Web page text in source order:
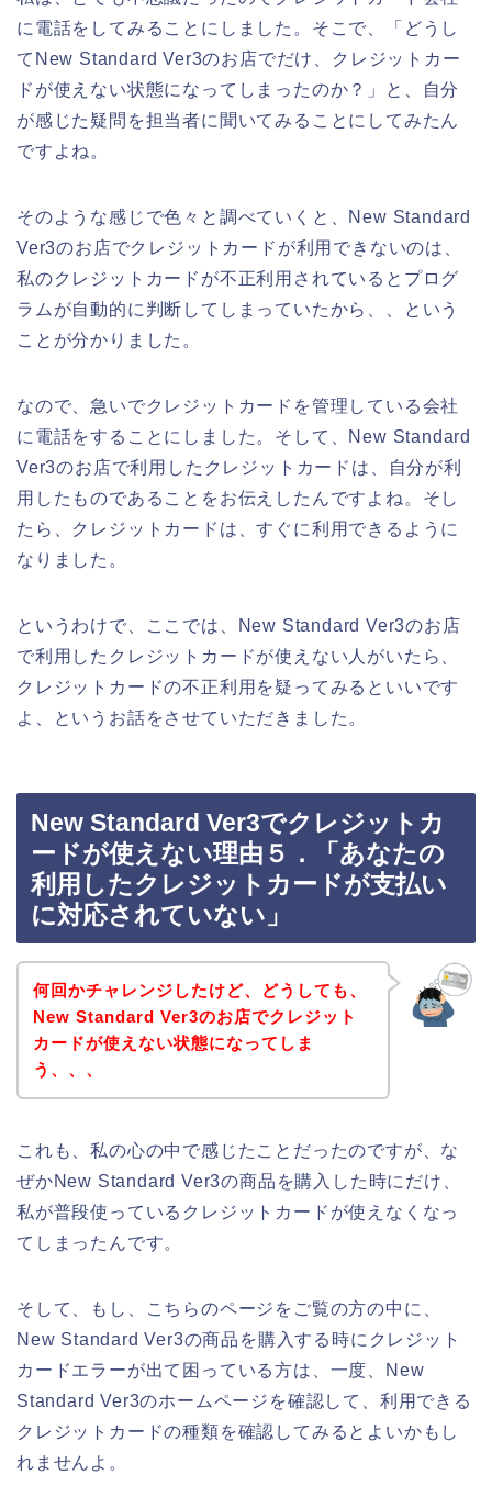
に電話をしてみることにしました。そこで、「どうし
てNew Standard Ver3のお店でだけ、クレジットカー
ドが使えない状態になってしまったのか？」と、自分
が感じた疑問を担当者に聞いてみることにしてみたん
ですよね。
そのような感じで色々と調べていくと、New Standard
Ver3のお店でクレジットカードが利用できないのは、
私のクレジットカードが不正利用されているとプログ
ラムが自動的に判断してしまっていたから、、という
ことが分かりました。
なので、急いでクレジットカードを管理している会社
に電話をすることにしました。そして、New Standard
Ver3のお店で利用したクレジットカードは、自分が利
用したものであることをお伝えしたんですよね。そし
たら、クレジットカードは、すぐに利用できるように
なりました。
というわけで、ここでは、New Standard Ver3のお店
で利用したクレジットカードが使えない人がいたら、
クレジットカードの不正利用を疑ってみるといいです
よ、というお話をさせていただきました。
New Standard Ver3でクレジットカ
ードが使えない理由５．「あなたの
利用したクレジットカードが支払い
に対応されていない」
何回かチャレンジしたけど、どうしても、
New Standard Ver3のお店でクレジット
カードが使えない状態になってしま
う、、、
これも、私の心の中で感じたことだったのですが、な
ぜかNew Standard Ver3の商品を購入した時にだけ、
私が普段使っているクレジットカードが使えなくなっ
てしまったんです。
そして、もし、こちらのページをご覧の方の中に、
New Standard Ver3の商品を購入する時にクレジット
カードエラーが出て困っている方は、一度、New
Standard Ver3のホームページを確認して、利用できる
クレジットカードの種類を確認してみるとよいかもし
れませんよ。